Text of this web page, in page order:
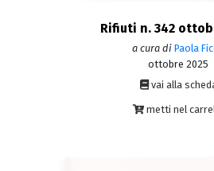
Rifiuti n. 342
a cura di Paola
ottobre 2025
vai alla
metti nel